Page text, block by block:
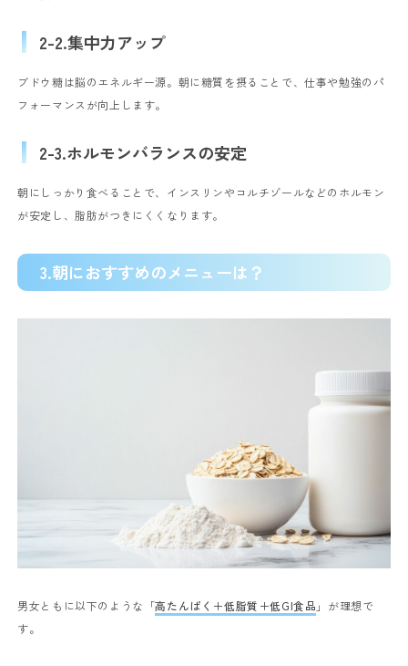
2-2.集中力アップ
ブドウ糖は脳のエネルギー源。朝に糖質を摂ることで、仕事や勉強のパ
フォーマンスが向上します。
2-3.ホルモンバランスの安定
朝にしっかり食べることで、インスリンやコルチゾールなどのホルモン
が安定し、脂肪がつきにくくなります。
3.朝におすすめのメニューは？
男女ともに以下のような「高たんぱく＋低脂質＋低GI食品 」が理想で
す。